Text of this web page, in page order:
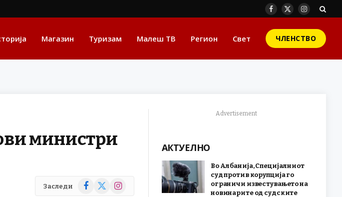
Facebook
X
Instagram
Магазин Туризам Малеш ТВ Регион Свет ЧЛЕНСТВО
министри
Заследи Facebook
X
Instagram
Advertisement
АКТУЕЛНО
Во Албанија, Специјалниот
суд против корупција го
ограничи известувањето на
новинарите од судските